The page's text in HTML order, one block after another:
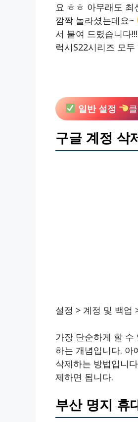
요 ㅎㅎ 아무래도
깜짝 놀라셨는데요~
서 붙여 드렸습니다
럭시S22시리즈 모
일반 설정
구글 계정 삭
설정 > 계정 및 백업
가장 단순하게 할
하는 개념입니다. 아
삭제하는 방법입니
제하면 됩니다.
부산 명지 휴